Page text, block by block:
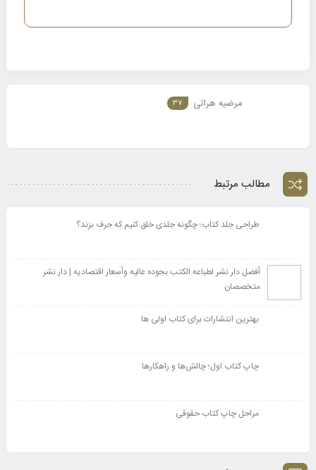
مرضیه هراتی 37
مطالب مرتبط
طراحی جلد کتاب؛ چگونه جلدی خلق کنیم که حرف بزند؟
أفضل دار نشر لطباعه الکتب بجوده عالیه وأسعار اقتصادیه | دار نشر
متخصصان
بهترین انتشارات برای کتاب اولی ها
چاپ کتاب اول؛ چالش‌ها و راهکارها
مراحل چاپ کتاب حقوقی